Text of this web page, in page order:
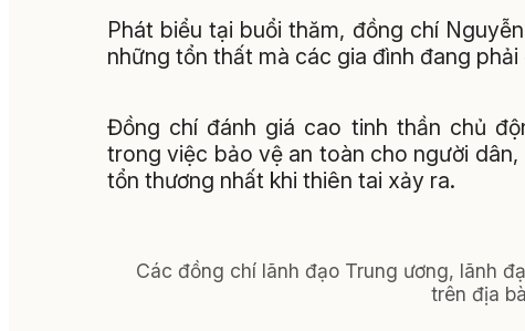
Phát biểu tại buổi thăm, đồng chí
những tổn thất mà các gia đình đang phải
Đồng chí đánh giá cao tinh thần chủ
trong việc bảo vệ an toàn cho người
tổn thương nhất khi thiên tai xảy ra.
Các đồng chí lãnh đạo Trung ương, lãnh
trên địa